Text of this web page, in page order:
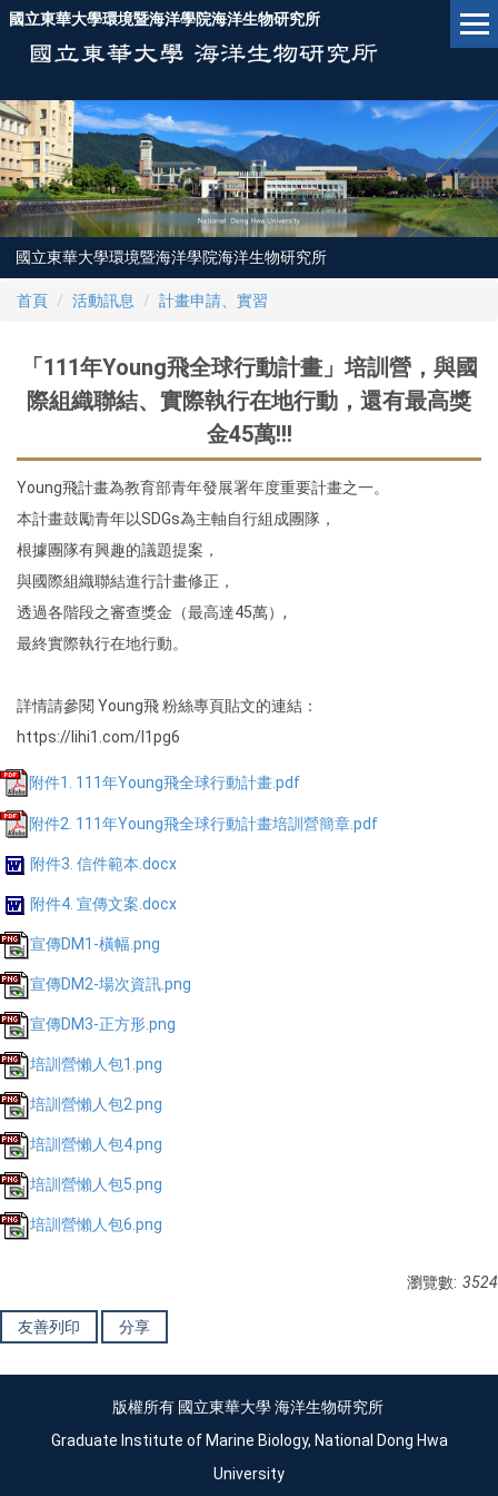
跳
內
容
區
國立東華大學環境暨海洋學院海洋生物研究所
國立東華大學環境暨海洋學院海洋生物研究所
首頁 活動訊息 計畫申請、實習
「111年Young飛全球行動計畫」培訓營，與國
際組織聯結、實際執行在地行動，還有最高獎
金45萬!!!
Young飛計畫為教育部青年發展署年度重要計畫之一。
本計畫鼓勵青年以SDGs為主軸自行組成團隊，
根據團隊有興趣的議題提案，
與國際組織聯結進行計畫修正，
透過各階段之審查獎金（最高達45萬）,
最終實際執行在地行動。
詳情請參閱 Young飛 粉絲專頁貼文的連結：
https://lihi1.com/I1pg6
附件1. 111年Young飛全球行動計畫.pdf
附件2. 111年Young飛全球行動計畫培訓營簡章.pdf
附件3. 信件範本.docx
附件4. 宣傳文案.docx
宣傳DM1-橫幅.png
宣傳DM2-場次資訊.png
宣傳DM3-正方形.png
培訓營懶人包1.png
培訓營懶人包2.png
培訓營懶人包4.png
培訓營懶人包5.png
培訓營懶人包6.png
瀏覽數: 3524
友善列印 分享
版權所有 國立東華大學 海洋生物研究所
Graduate Institute of Marine Biology, National Dong Hwa
University